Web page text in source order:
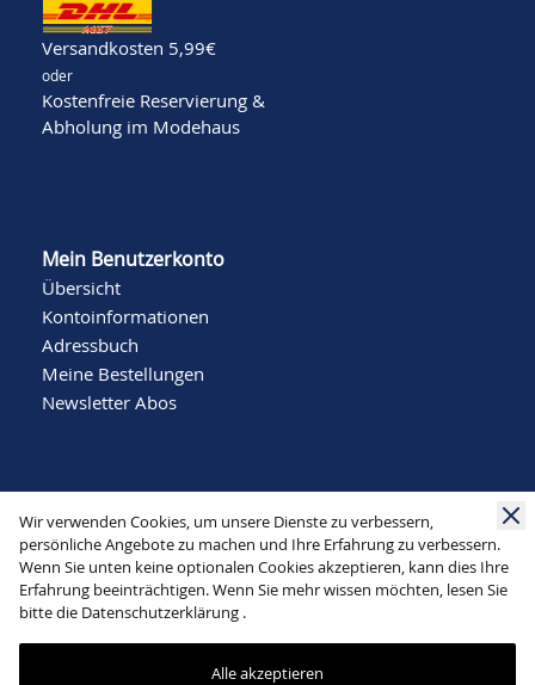
Wir verwenden Cookies, um unsere Dienste zu verbessern,
persönliche Angebote zu machen und Ihre Erfahrung zu verbessern.
Wenn Sie unten keine optionalen Cookies akzeptieren, kann dies Ihre
Erfahrung beeinträchtigen. Wenn Sie mehr wissen möchten, lesen Sie
bitte die Datenschutzerklärung .
Alle akzeptieren
Versandkosten 5,99€
oder
Kostenfreie Reservierung &
Abholung im Modehaus
Mein Benutzerkonto
Übersicht
Kontoinformationen
Adressbuch
Meine Bestellungen
Newsletter Abos
Social Media